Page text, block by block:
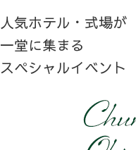
人気ホテル・式場が
一堂に集まる
スペシャルイベント